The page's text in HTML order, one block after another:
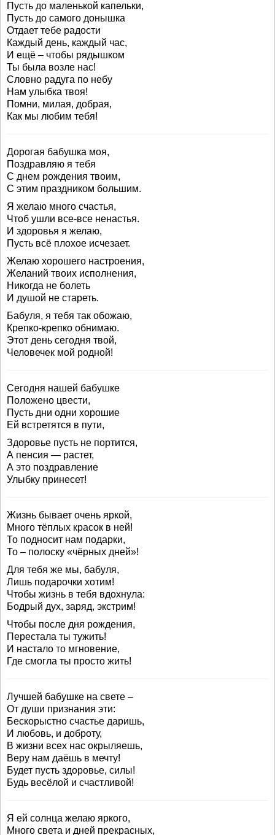
Пусть до маленькой капельки,
Пусть до самого донышка
Отдает тебе радости
Каждый день, каждый час,
И ещё – чтобы рядышком
Ты была возле нас!
Словно радуга по небу
Нам улыбка твоя!
Помни, милая, добрая,
Как мы любим тебя!
Дорогая бабушка моя,
Поздравляю я тебя
С днем рождения твоим,
С этим праздником большим.
Я желаю много счастья,
Чтоб ушли все-все ненастья.
И здоровья я желаю,
Пусть всё плохое исчезает.
Желаю хорошего настроения,
Желаний твоих исполнения,
Никогда не болеть
И душой не стареть.
Бабуля, я тебя так обожаю,
Крепко-крепко обнимаю.
Этот день сегодня твой,
Человечек мой родной!
Сегодня нашей бабушке
Положено цвести,
Пусть дни одни хорошие
Ей встретятся в пути,
Здоровье пусть не портится,
А пенсия — растет,
А это поздравление
Улыбку принесет!
Жизнь бывает очень яркой,
Много тёплых красок в ней!
То подносит нам подарки,
То – полоску «чёрных дней»!
Для тебя же мы, бабуля,
Лишь подарочки хотим!
Чтобы жизнь в тебя вдохнула:
Бодрый дух, заряд, экстрим!
Чтобы после дня рождения,
Перестала ты тужить!
И настало то мгновение,
Где смогла ты просто жить!
Лучшей бабушке на свете –
От души признания эти:
Бескорыстно счастье даришь,
И любовь, и доброту,
В жизни всех нас окрыляешь,
Веру нам даёшь в мечту!
Будет пусть здоровье, силы!
Будь весёлой и счастливой!
Я ей солнца желаю яркого,
Много света и дней прекрасных,